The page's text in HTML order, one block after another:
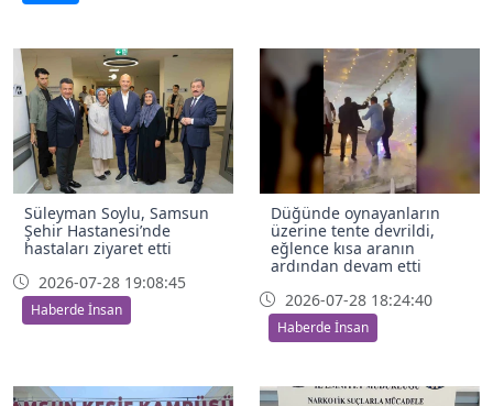
Süleyman Soylu, Samsun
Şehir Hastanesi’nde
hastaları ziyaret etti
2026-07-28 19:08:45
Haberde İnsan
Düğünde oynayanların
üzerine tente devrildi,
eğlence kısa aranın
ardından devam etti
2026-07-28 18:24:40
Haberde İnsan